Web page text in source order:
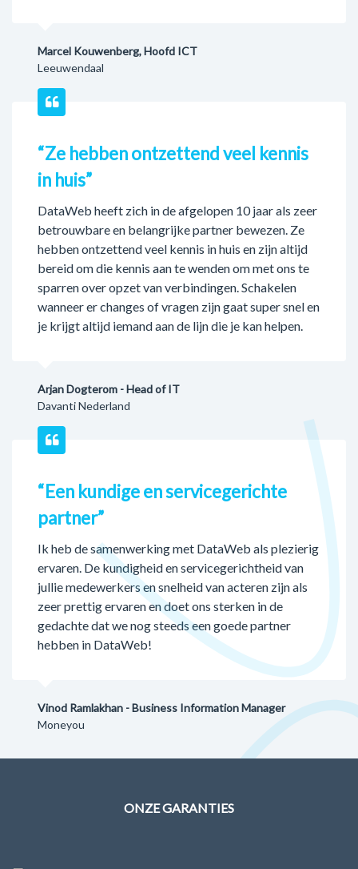
Marcel Kouwenberg, Hoofd ICT
Leeuwendaal
“Ze hebben ontzettend veel kennis
in huis”
DataWeb heeft zich in de afgelopen 10 jaar als zeer
betrouwbare en belangrijke partner bewezen. Ze
hebben ontzettend veel kennis in huis en zijn altijd
bereid om die kennis aan te wenden om met ons te
sparren over opzet van verbindingen. Schakelen
wanneer er changes of vragen zijn gaat super snel en
je krijgt altijd iemand aan de lijn die je kan helpen.
Arjan Dogterom - Head of IT
Davanti Nederland
“Een kundige en servicegerichte
partner”
Ik heb de samenwerking met DataWeb als plezierig
ervaren. De kundigheid en servicegerichtheid van
jullie medewerkers en snelheid van acteren zijn als
zeer prettig ervaren en doet ons sterken in de
gedachte dat we nog steeds een goede partner
hebben in DataWeb!
Vinod Ramlakhan - Business Information Manager
Moneyou
ONZE GARANTIES